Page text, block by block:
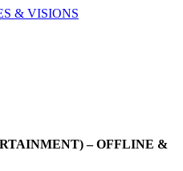
& VISIONS
– OFFLINE &